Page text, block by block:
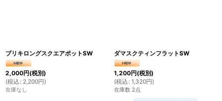
ブリキロングスクエアポットSW
2,000円(税別)
(税込 : 2,200円)
在庫なし
ダマスクティンフラットSW
1,200円(税別)
(税込 : 1,320円)
在庫数 2点